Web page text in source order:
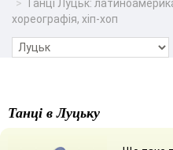
Танці Луцьк:
хореографія, хіп-хоп
Танці в Луцьку